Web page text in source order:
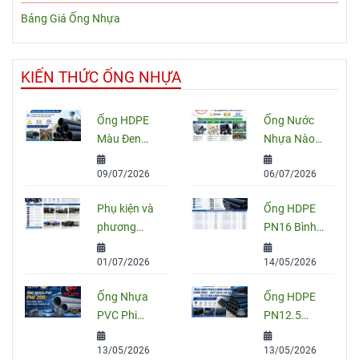
Bảng Giá Ống Nhựa
KIẾN THỨC ỐNG NHỰA
Ống HDPE
Màu Đen
Sọc Xanh:
Quy Cách,
Và Cách
Chọn Đúng
09/07/2026
Ống Nước
Nhựa Nào
Tốt Nhất
Hiện Nay?
PVC, PPR
Và HDPE
06/07/2026
Phụ kiện và
phương
pháp nối
ống HDPE
thuật
01/07/2026
Ống HDPE
PN16 Bình
Minh: Quy
Cách, Báo
Chọn Đúng
Cho Công
Trình
14/05/2026
Ống Nhựa
PVC Phi
200: Quy
Cách, Giá
13/05/2026
Ống HDPE
PN12.5
Bình Minh
Chính Hãng
13/05/2026